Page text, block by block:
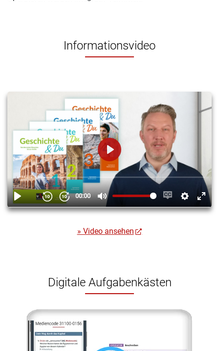
Informationsvideo
» Video ansehen
Digitale Aufgabenkästen